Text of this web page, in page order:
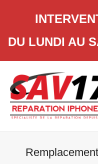
DU LUNDI AU
content